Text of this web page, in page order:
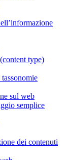
type)
sul web
semplice
dei contenuti